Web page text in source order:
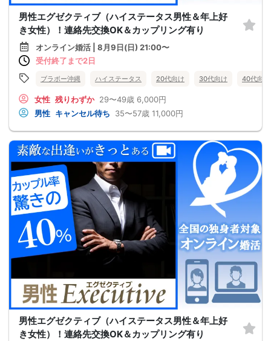
男性エグゼクティブ（ハイステータス男性＆年上好
き女性）！連絡先交換OK＆カップリング有り
オンライン婚活 | 8月9日(日) 21:00〜
受付終了まで2日
ブラボー沖縄 ハイステータス 20代向け 30代向け 40代向け
女性 残りわずか 29〜49歳 6,000円
男性 キャンセル待ち 35〜57歳 11,000円
男性エグゼクティブ（ハイステータス男性＆年上好
き女性）！連絡先交換OK＆カップリング有り